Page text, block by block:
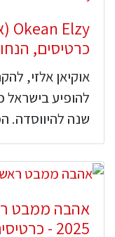
כרטיסים,
אוקיאן אלזי,
שנה להיווסדה.
אהבה ממבט
2025 - כרטיסים והנחות